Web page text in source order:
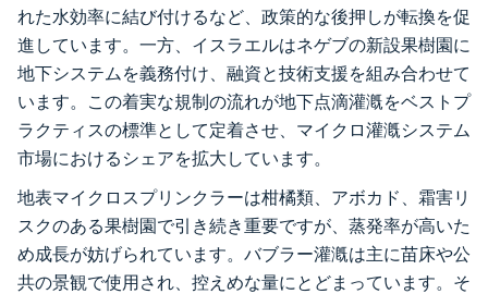
れた水効率に結び付けるなど、政策的な後押しが転換を促
進しています。一方、イスラエルはネゲブの新設果樹園に
地下システムを義務付け、融資と技術支援を組み合わせて
います。この着実な規制の流れが地下点滴灌漑をベストプ
ラクティスの標準として定着させ、マイクロ灌漑システム
市場におけるシェアを拡大しています。
地表マイクロスプリンクラーは柑橘類、アボカド、霜害リ
スクのある果樹園で引き続き重要ですが、蒸発率が高いた
め成長が妨げられています。バブラー灌漑は主に苗床や公
共の景観で使用され、控えめな量にとどまっています。そ